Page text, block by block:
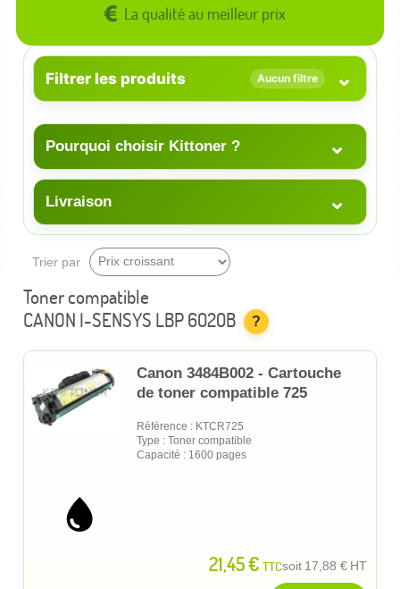
La qualité au meilleur prix
Filtrer les produits Aucun filtre ⌄
Pourquoi choisir Kittoner ? ⌄
Livraison ⌄
Trier par
Toner compatible
CANON I-SENSYS LBP 6020B
?
Canon 3484B002 - Cartouche
de toner compatible 725
Référence : KTCR725
Type : Toner compatible
Capacité : 1600 pages
21,45 € TTCsoit 17,88 € HT